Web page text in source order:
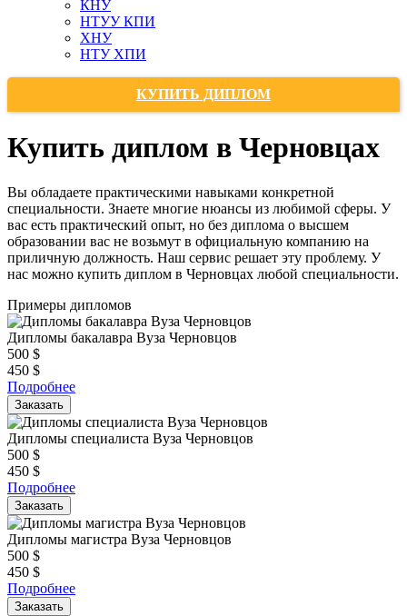
КНУ
НТУУ КПИ
ХНУ
НТУ ХПИ
КУПИТЬ ДИПЛОМ
Купить диплом в Черновцах
Вы обладаете практическими навыками конкретной
специальности. Знаете многие нюансы из любимой сферы. У
вас есть практический опыт, но без диплома о высшем
образовании вас не возьмут в официальную компанию на
приличную должность. Наш сервис решает эту проблему. У
нас можно купить диплом в Черновцах любой специальности.
Примеры дипломов
Дипломы бакалавра Вуза Черновцов
500 $
450 $
Подробнее
Заказать
Дипломы специалиста Вуза Черновцов
500 $
450 $
Подробнее
Заказать
Дипломы магистра Вуза Черновцов
500 $
450 $
Подробнее
Заказать